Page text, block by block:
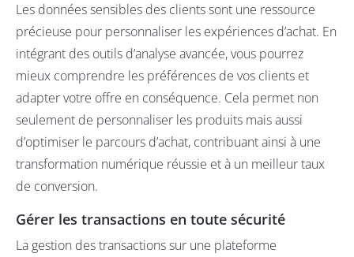
Les données sensibles des clients sont une ressource
précieuse pour personnaliser les expériences d’achat. En
intégrant des outils d’analyse avancée, vous pourrez
mieux comprendre les préférences de vos clients et
adapter votre offre en conséquence. Cela permet non
seulement de personnaliser les produits mais aussi
d’optimiser le parcours d’achat, contribuant ainsi à une
transformation numérique réussie et à un meilleur taux
de conversion.
Gérer les transactions en toute sécurité
La gestion des transactions sur une plateforme